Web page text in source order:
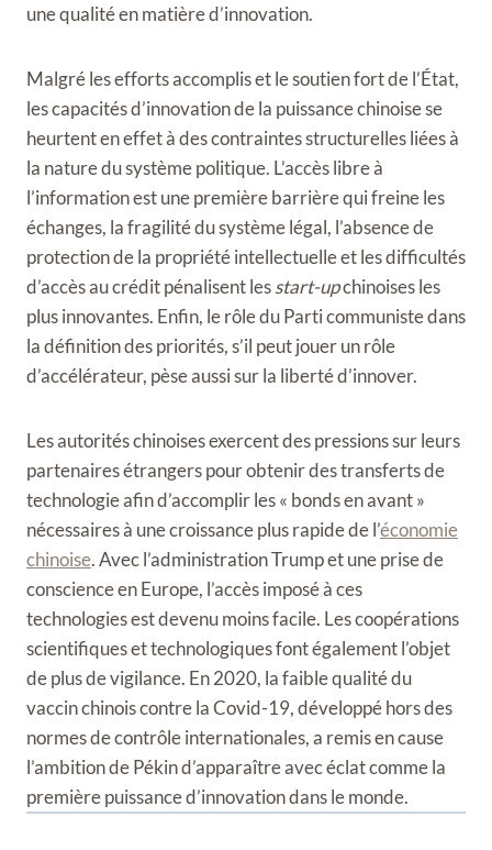
une qualité en matière d’innovation.
Malgré les efforts accomplis et le soutien fort de l’État,
les capacités d’innovation de la puissance chinoise se
heurtent en effet à des contraintes structurelles liées à
la nature du système politique. L’accès libre à
l’information est une première barrière qui freine les
échanges, la fragilité du système légal, l’absence de
protection de la propriété intellectuelle etles difficultés
d’accès au crédit pénalisent lesstart-upchinoises les
plus innovantes. Enfin, le rôle du Parti communiste dans
la définition des priorités, s’il peut jouer un rôle
d’accélérateur, pèse aussi sur la liberté d’innover.
Les autorités chinoises exercent des pressions sur leurs
partenaires étrangers pour obtenir des transferts de
technologie afin d’accomplir les « bonds en avant »
nécessaires à une croissance plus rapide de l’économie
chinoise. Avec l’administration Trump et une prise de
conscience en Europe, l’accès imposé à ces
technologies est devenu moins facile. Les coopérations
scientifiques et technologiques font également l’objet
de plus de vigilance. En 2020, la faible qualité du
vaccin chinois contre la Covid-19, développé hors des
normes de contrôle internationales, a remis en cause
l’ambition de Pékin d’apparaître avec éclat comme la
première puissance d’innovation dans le monde.